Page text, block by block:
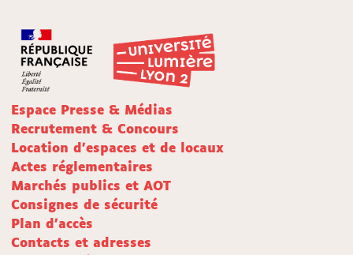
Espace Presse & Médias
Recrutement & Concours
Location d'espaces et de locaux
Actes réglementaires
Marchés publics et AOT
Consignes de sécurité
Plan d'accès
Contacts et adresses